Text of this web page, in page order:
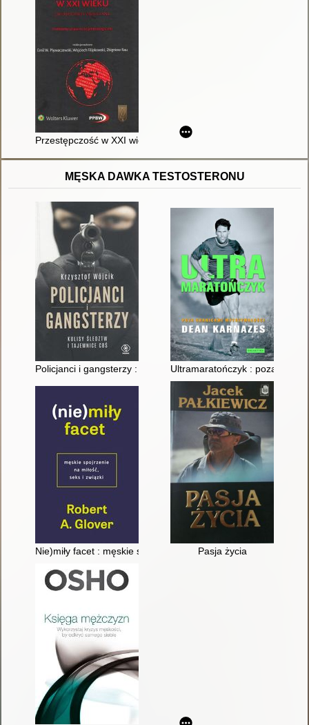
Przestępczość w XXI wieku : zapobieganie i zwalczanie :
MĘSKA DAWKA TESTOSTERONU
Policjanci i gangsterzy : kulisy śledztw i tajemnice CBŚ
Ultramaratończyk : poza
Nie)miły facet : męskie spojrzenie na miłość, seks i związki
Pasja życia